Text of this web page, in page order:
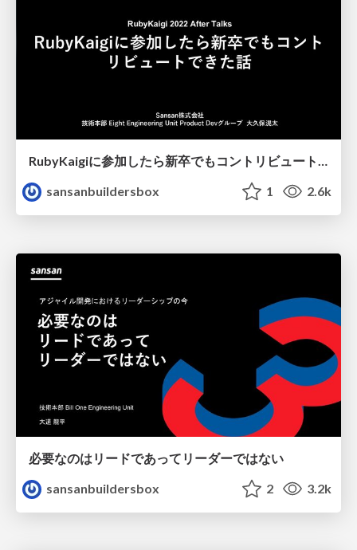
RubyKaigiに参加したら新卒でもコントリビュートできた話
sansanbuildersbox
1 2.6k
必要なのはリードであってリーダーではない
sansanbuildersbox
2 3.2k